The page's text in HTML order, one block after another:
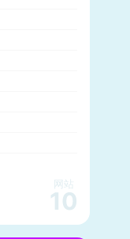
网站
10